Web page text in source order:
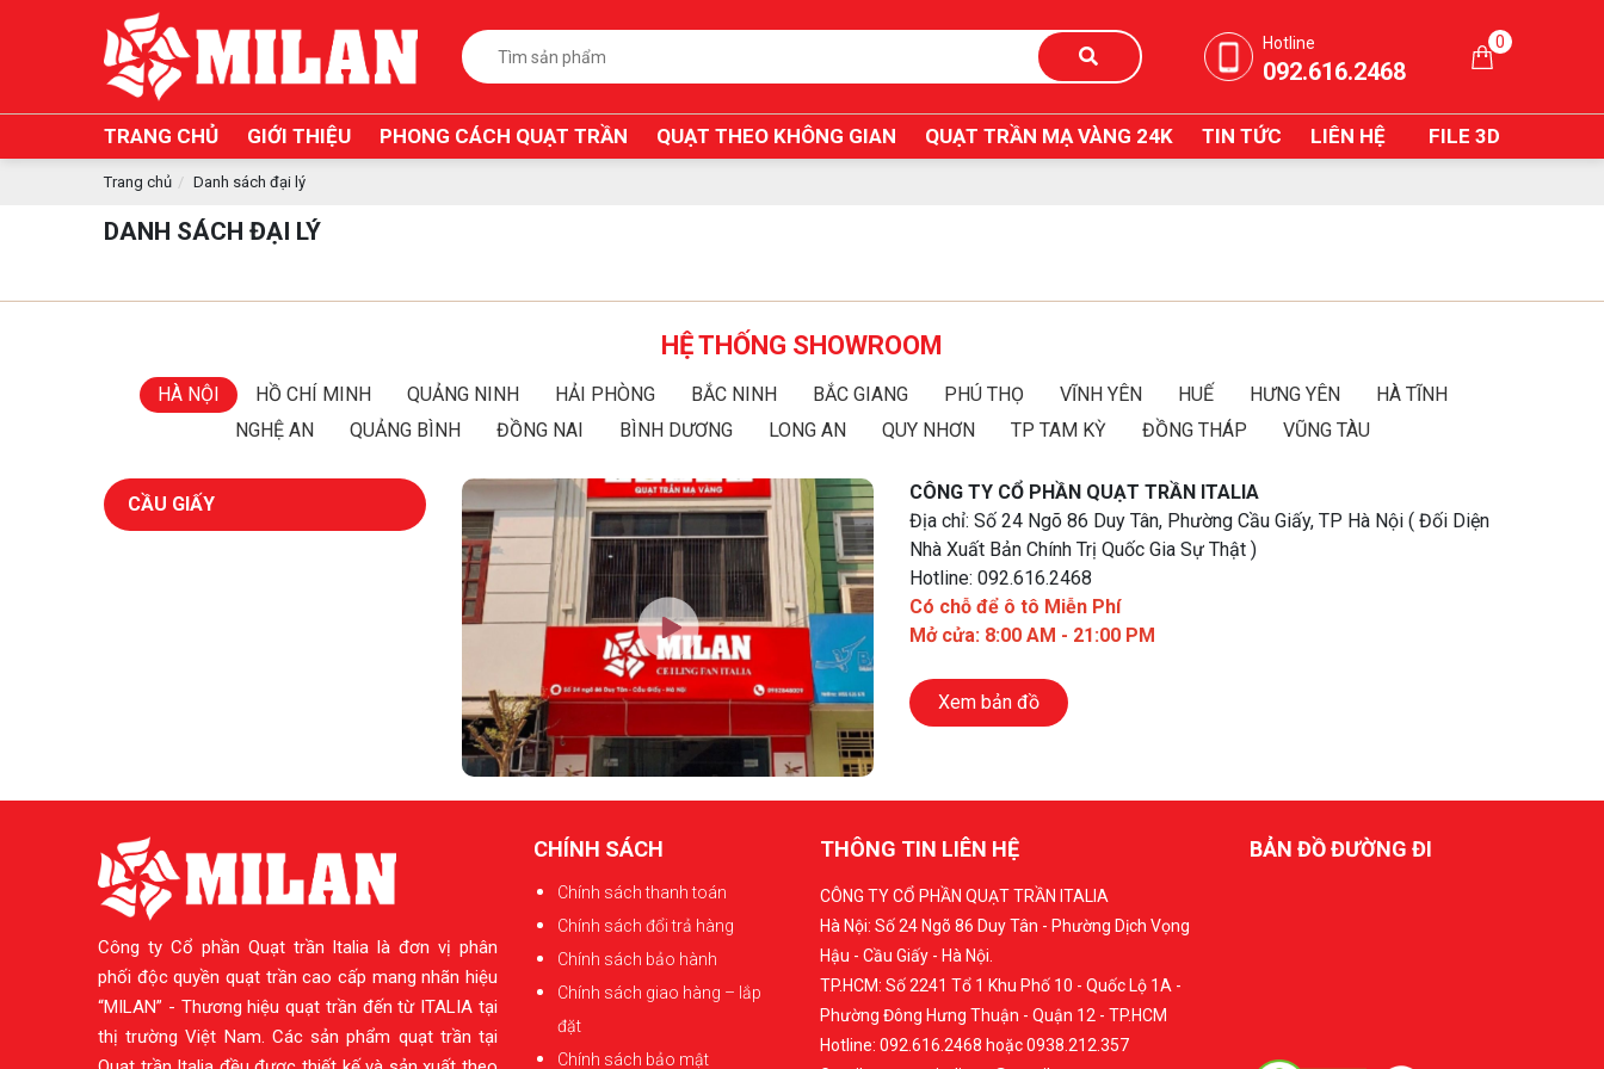
Hotline
092.616.2468
0
TRANG CHỦ GIỚI THIỆU PHONG CÁCH QUẠT TRẦN QUẠT THEO KHÔNG GIAN QUẠT TRẦN MẠ VÀNG 24K TIN TỨC LIÊN HỆ FILE 3D
Trang chủ Danh sách đại lý
DANH SÁCH ĐẠI LÝ
HỆ THỐNG SHOWROOM
HÀ NỘI HỒ CHÍ MINH QUẢNG NINH HẢI PHÒNG BẮC NINH BẮC GIANG PHÚ THỌ VĨNH YÊN HUẾ HƯNG YÊN
HÀ TĨNH
NGHỆ AN
QUẢNG BÌNH ĐỒNG NAI BÌNH DƯƠNG LONG AN QUY NHƠN TP TAM KỲ ĐỒNG THÁP VŨNG TÀU
CẦU GIẤY
CÔNG TY CỔ PHẦN QUẠT TRẦN ITALIA
Địa chỉ: Số 24 Ngõ 86 Duy Tân, Phường Cầu Giấy, TP Hà Nội ( Đối Diện
Nhà Xuất Bản Chính Trị Quốc Gia Sự Thật )
Hotline: 092.616.2468
Có chỗ để ô tô Miễn Phí
Mở cửa: 8:00 AM - 21:00 PM
Xem bản đồ
Công ty Cổ phần Quạt trần Italia là đơn vị phân
phối độc quyền quạt trần cao cấp mang nhãn hiệu
“MILAN” - Thương hiệu quạt trần đến từ ITALIA tại
thị trường Việt Nam. Các sản phẩm quạt trần tại
CHÍNH SÁCH
Chính sách thanh toán
Chính sách đổi trả hàng
Chính sách bảo hành
Chính sách giao hàng – lắp
đặt
Chính sách bảo mật
THÔNG TIN LIÊN HỆ
CÔNG TY CỔ PHẦN QUẠT TRẦN ITALIA
Hà Nội: Số 24 Ngõ 86 Duy Tân - Phường Dịch Vọng
Hậu - Cầu Giấy - Hà Nội.
TP.HCM: Số 2241 Tổ 1 Khu Phố 10 - Quốc Lộ 1A -
Phường Đông Hưng Thuận - Quận 12 - TP.HCM
Hotline: 092.616.2468 hoặc 0938.212.357
BẢN ĐỒ ĐƯỜNG ĐI